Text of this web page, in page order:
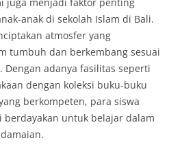
anak di sekolah Islam di Bali.
atmosfer yang
tumbuh dan berkembang sesuai
adanya fasilitas seperti
dengan koleksi buku-buku
berkompeten, para siswa
berdayakan untuk belajar dalam